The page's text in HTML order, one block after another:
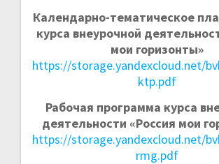
Календарно-тематическое
курса внеурочной
мои горизонты»
https://storage.yandexcloud.net/
ktp.pdf
Рабочая программа курса
деятельности «Россия мои
https://storage.yandexcloud.net/
rmg.pdf